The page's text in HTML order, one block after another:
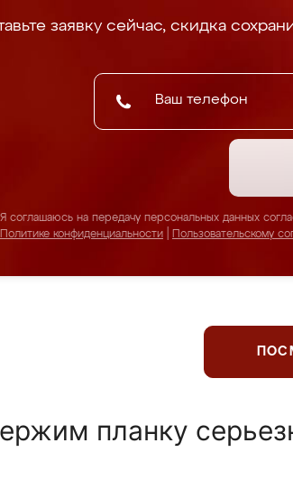
заявку сейчас, скидка
Я соглашаюсь на передачу персональных данных
Политике конфиденциальности
Пользовательскому
планку